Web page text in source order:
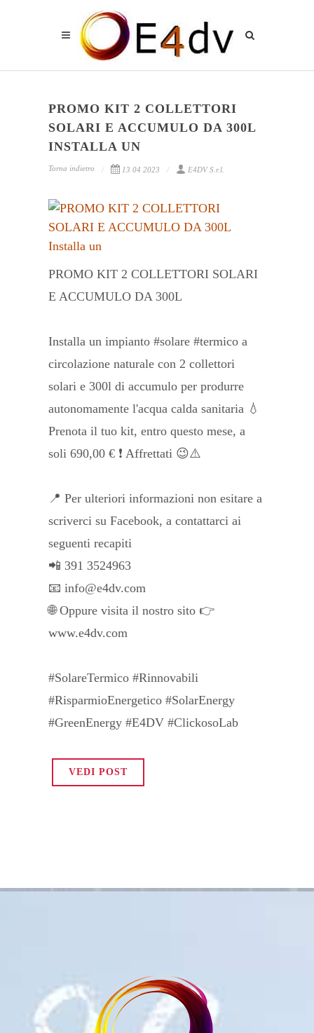
PROMO KIT 2 COLLETTORI
SOLARI E ACCUMULO DA 300L
INSTALLA UN
Torna indietro 13 04 2023 E4DV S.r.l.
PROMO KIT 2 COLLETTORI SOLARI
E ACCUMULO DA 300L
Installa un impianto #solare #termico a
circolazione naturale con 2 collettori
solari e 300l di accumulo per produrre
autonomamente l'acqua calda sanitaria 💧
Prenota il tuo kit, entro questo mese, a
soli 690,00 € ❗️ Affrettati 😉⚠️
📍 Per ulteriori informazioni non esitare a
scriverci su Facebook, a contattarci ai
seguenti recapiti
📲 391 3524963
📧 info@e4dv.com
🌐 Oppure visita il nostro sito 👉
www.e4dv.com
#SolareTermico #Rinnovabili
#RisparmioEnergetico #SolarEnergy
#GreenEnergy #E4DV #ClickosoLab
VEDI POST